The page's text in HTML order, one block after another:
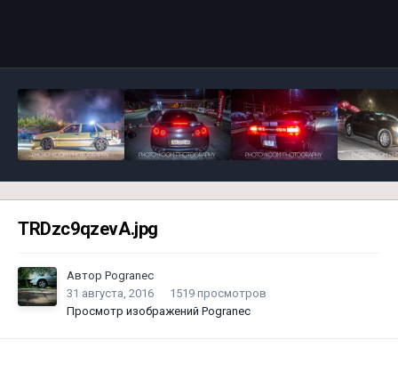
TRDzc9qzevA.jpg
Автор Pogranec
31 августа, 2016
1519 просмотров
Просмотр изображений Pogranec